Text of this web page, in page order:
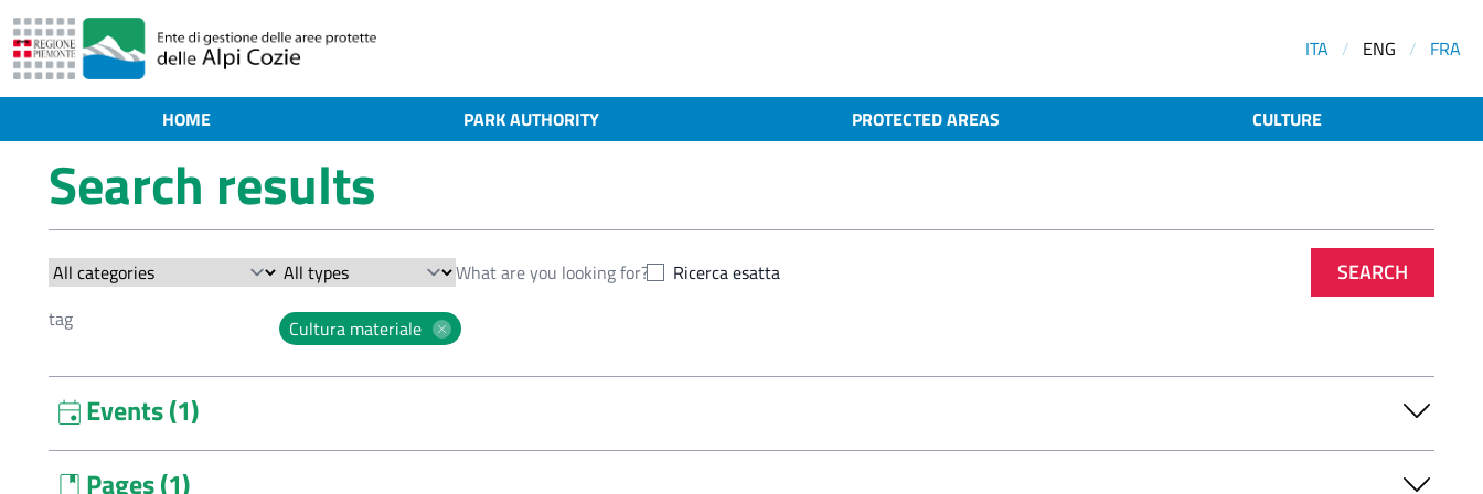
ITA / ENG / FRA
HOME PARK AUTHORITY PROTECTED AREAS CULTURE
Search results
Ricerca esatta SEARCH
Cultura materiale
eventEvents (1)
Pages (1)